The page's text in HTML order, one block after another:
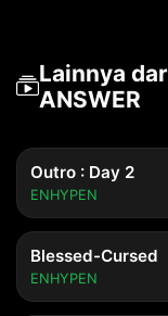
Lainnya
ANSWER
Outro : Day 2
ENHYPEN
Blessed-Cursed
ENHYPEN